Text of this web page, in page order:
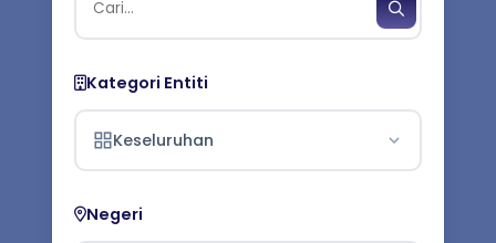
Kategori Entiti
Keseluruhan
Negeri